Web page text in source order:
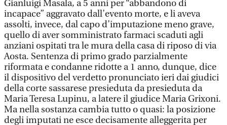
Gianluigi Masala, a 5 anni per “abbandono di
incapace” aggravato dall’evento morte, e li aveva
assolti, invece, dal capo d’imputazione meno grave,
quello di aver somministrato farmaci scaduti agli
anziani ospitati tra le mura della casa di riposo di via
Aosta. Sentenza di primo grado parzialmente
riformata e condanne ridotte a 1 anno, dunque, dice
il dispositivo del verdetto pronunciato ieri dai giudici
della corte sassarese presieduta da presieduta da
Maria Teresa Lupinu, a latere il giudice Maria Grixoni.
Ma nella sostanza cambia tutto o quasi: la posizione
degli imputati ne esce decisamente alleggerita per